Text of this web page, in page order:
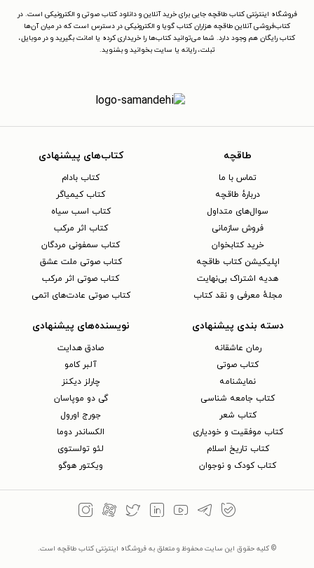
فروشگاه اینترنتی کتاب طاقچه جایی برای خرید آنلاین و دانلود کتاب صوتی و الکترونیکی است. در
کتاب‌فروشی آنلاین طاقچه هزاران کتاب گویا و الکترونیکی در دسترس است که در میان آن‌ها
کتاب رایگان هم وجود دارد. شما می‌توانید کتاب‌ها را خریداری کرده یا امانت بگیرید و در موبایل،
تبلت، رایانه یا سایت بخوانید و بشنوید.
طاقچه
تماس با ما
دربارهٔ طاقچه
سوال‌های متداول
فروش سازمانی
خرید کتابخوان
اپلیکیشن کتاب طاقچه
هدیه اشتراک بی‌نهایت
مجلهٔ معرفی و نقد کتاب
کتاب‌های پیشنهادی
کتاب بادام
کتاب کیمیاگر
کتاب اسب سیاه
کتاب اثر مرکب
کتاب سمفونی مردگان
کتاب صوتی ملت عشق
کتاب صوتی اثر مرکب
کتاب صوتی عادت‌های اتمی
دسته بندی پیشنهادی
رمان عاشقانه
کتاب‌ صوتی
نمایشنامه
کتاب جامعه شناسی
کتاب شعر
کتاب موفقیت و خودیاری
کتاب تاریخ اسلام
کتاب کودک و نوجوان
نویسنده‌های پیشنهادی
صادق هدایت
آلبر کامو
چارلز دیکنز
گی دو موپاسان
جورج اورول
الکساندر دوما
لئو تولستوی
ویکتور هوگو
© کلیه حقوق این سایت محفوظ و متعلق به فروشگاه اینترنتی کتاب طاقچه است.